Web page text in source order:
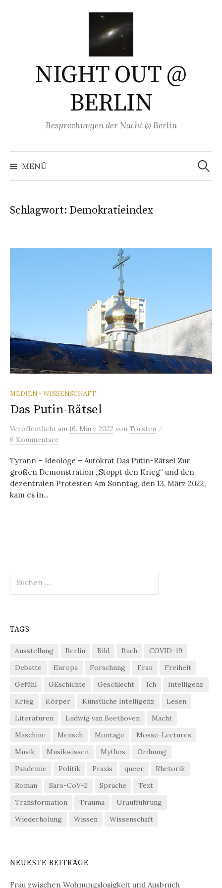
NIGHT OUT @
BERLIN
Besprechungen der Nacht @ Berlin
MENÜ
Suchen
nach:
Schlagwort: Demokratieindex
MEDIEN - WISSENSCHAFT
Das Putin-Rätsel
Veröffentlicht am 16. März 2022 von Torsten /
6 Kommentare
Tyrann – Ideologe – Autokrat Das Putin-Rätsel Zur
großen Demonstration „Stoppt den Krieg“ und den
dezentralen Protesten Am Sonntag, den 13. März 2022,
kam es in...
nach:
TAGS
Ausstellung Berlin Bild Buch
COVID-19
Debatte
Europa Forschung Frau
Freiheit
Gefühl
GEschichte Geschlecht Ich
Intelligenz
Krieg
Körper Künstliche Intelligenz
Lesen
Literaturen
Ludwig van Beethoven
Macht
Maschine
Mensch Montage
Mosse-Lectures
Musik
Musikwissen Mythos
Ordnung
Pandemie
Politik Praxis queer
Rhetorik
Roman
Sars-CoV-2 Sprache
Text
Transformation
Trauma
Uraufführung
Wiederholung
Wissen Wissenschaft
NEUESTE BEITRÄGE
Frau zwischen Wohnungslosigkeit und Ausbruch